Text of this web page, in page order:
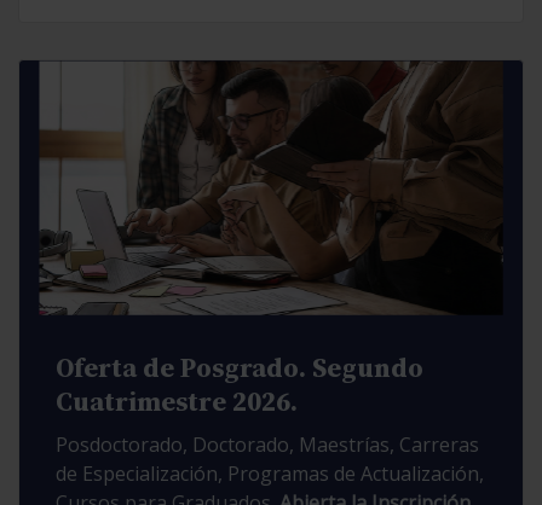
Oferta de Posgrado. Segundo
Cuatrimestre 2026.
Posdoctorado, Doctorado, Maestrías, Carreras
de Especialización, Programas de Actualización,